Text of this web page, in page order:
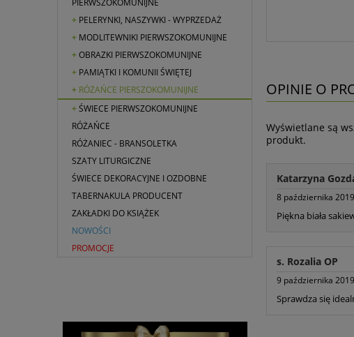
PELERYNKI, NASZYWKI - WYPRZEDAŻ
MODLITEWNIKI PIERWSZOKOMUNIJNE
OBRAZKI PIERWSZOKOMUNIJNE
PAMIĄTKI I KOMUNII ŚWIĘTEJ
RÓŻAŃCE PIERSZOKOMUNIJNE
ŚWIECE PIERWSZOKOMUNIJNE
RÓŻAŃCE
RÓŻANIEC - BRANSOLETKA
SZATY LITURGICZNE
ŚWIECE DEKORACYJNE I OZDOBNE
TABERNAKULA PRODUCENT
ZAKŁADKI DO KSIĄŻEK
NOWOŚCI
PROMOCJE
OPINIE O
Wyświetlane są
produkt.
Katarzyna
8 października 2019
Piękna biała
s. Rozalia OP
9 października 2019
Sprawdza się